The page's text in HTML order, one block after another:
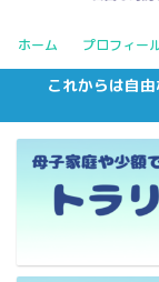
ホーム プロフィー
これからは自